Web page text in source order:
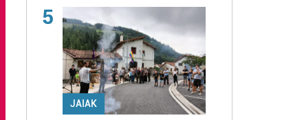
5
JAIAK